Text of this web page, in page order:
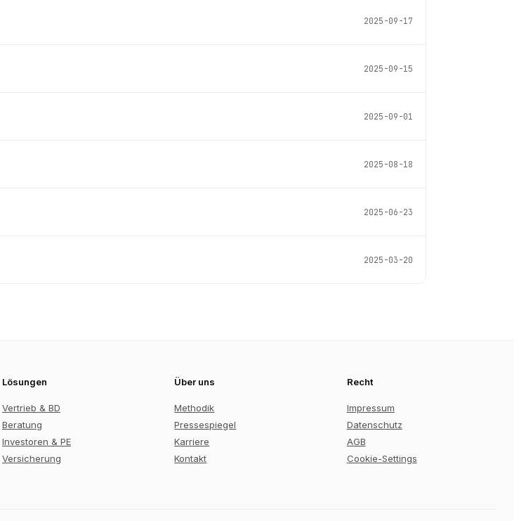
2025-09-17
2025-09-15
2025-09-01
2025-08-18
2025-06-23
2025-03-20
Lösungen
Vertrieb & BD
Beratung
Investoren & PE
Versicherung
Über uns
Methodik
Pressespiegel
Karriere
Kontakt
Recht
Impressum
Datenschutz
AGB
Cookie-Settings